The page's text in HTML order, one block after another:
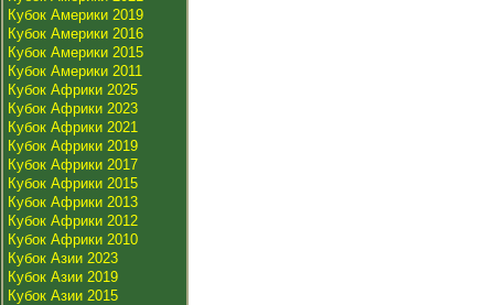
Кубок Америки 2019
Кубок Америки 2016
Кубок Америки 2015
Кубок Америки 2011
Кубок Африки 2025
Кубок Африки 2023
Кубок Африки 2021
Кубок Африки 2019
Кубок Африки 2017
Кубок Африки 2015
Кубок Африки 2013
Кубок Африки 2012
Кубок Африки 2010
Кубок Азии 2023
Кубок Азии 2019
Кубок Азии 2015